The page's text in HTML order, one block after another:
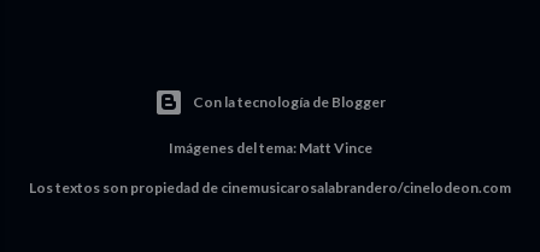
Con la tecnología de Blogger
Imágenes del tema: Matt Vince
Los textos son propiedad de cinemusicarosalabrandero/cinelodeon.com